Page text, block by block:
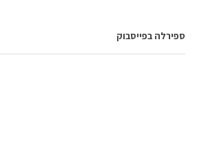
ספירלה בפייסבוק